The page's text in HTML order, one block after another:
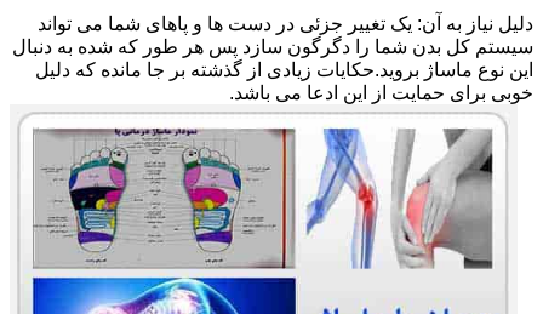
دلیل نیاز به آن: یک تغییر جزئی در دست ها و پاهای شما می تواند
سیستم کل بدن شما را دگرگون سازد پس هر طور که شده به دنبال
این نوع ماساژ بروید.حکایات زیادی از گذشته بر جا مانده که دلیل
خوبی برای حمایت از این ادعا می باشد.